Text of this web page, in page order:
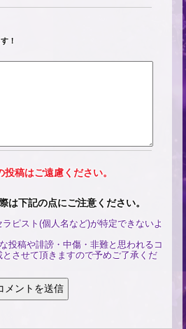
！
稿はご遠慮ください。
は下記の点にご注意ください。
ピスト(個人名など)が特定できないよ
投稿や誹謗・中傷・非難と思われるコ
させて頂きますので予めご了承くだ